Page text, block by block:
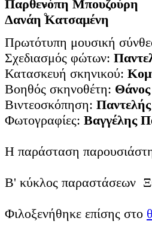
Παρθενόπη Μπουζούρη
Δανάη Κατσαμένη
Πρωτότυπη μουσική
Σχεδιασμός φώτων:
Κατασκευή σκηνικού:
Βοηθός σκηνοθέτη:
Βιντεοσκόπηση:
Φωτογραφίες: Βαγγέλης
Η παράσταση
Β' κύκλος παραστάσεων
Φιλοξενήθηκε επίσης στο